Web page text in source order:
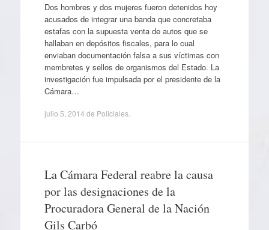
Dos hombres y dos mujeres fueron detenidos hoy
acusados de integrar una banda que concretaba
estafas con la supuesta venta de autos que se
hallaban en depósitos fiscales, para lo cual
enviaban documentación falsa a sus víctimas con
membretes y sellos de organismos del Estado. La
investigación fue impulsada por el presidente de la
Cámara…
julio 5, 2014 de Policiales.
La Cámara Federal reabre la causa
por las designaciones de la
Procuradora General de la Nación
Gils Carbó